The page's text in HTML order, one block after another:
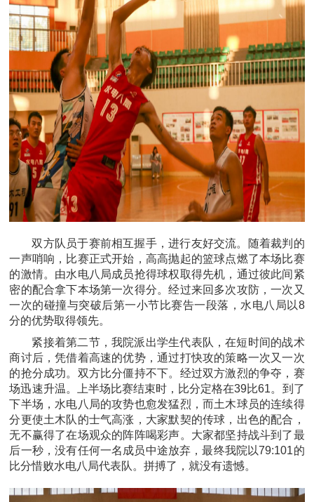
双方队员于赛前相互握手，进行友好交流。随着裁判的
一声哨响，比赛正式开始，高高抛起的篮球点燃了本场比赛
的激情。由水电八局成员抢得球权取得先机，通过彼此间紧
密的配合拿下本场第一次得分。经过来回多次攻防，一次又
一次的碰撞与突破后第一小节比赛告一段落，水电八局以8
分的优势取得领先。
紧接着第二节，我院派出学生代表队，在短时间的战术
商讨后，凭借着高速的优势，通过打快攻的策略一次又一次
的抢分成功。双方比分僵持不下。经过双方激烈的争夺，赛
场迅速升温。上半场比赛结束时，比分定格在39比61。到了
下半场，水电八局的攻势也愈发猛烈，而土木球员的连续得
分更使土木队的士气高涨，大家默契的传球，出色的配合，
无不赢得了在场观众的阵阵喝彩声。大家都坚持战斗到了最
后一秒，没有任何一名成员中途放弃，最终我院以79:101的
比分惜败水电八局代表队。拼搏了，就没有遗憾。